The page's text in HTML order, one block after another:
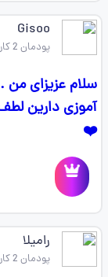
Gisoo
پودمان 2 کاروفناوری نهم
سلام عزیزای من
آموزی دارین
❤️
رامیلا
پودمان 2 کاروفناوری نهم